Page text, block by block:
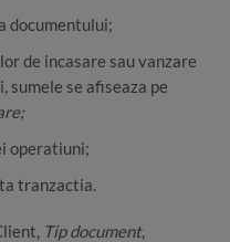
documentului;
de incasare sau vanzare
sumele se afiseaza pe
operatiuni;
tranzactia.
Tip document,